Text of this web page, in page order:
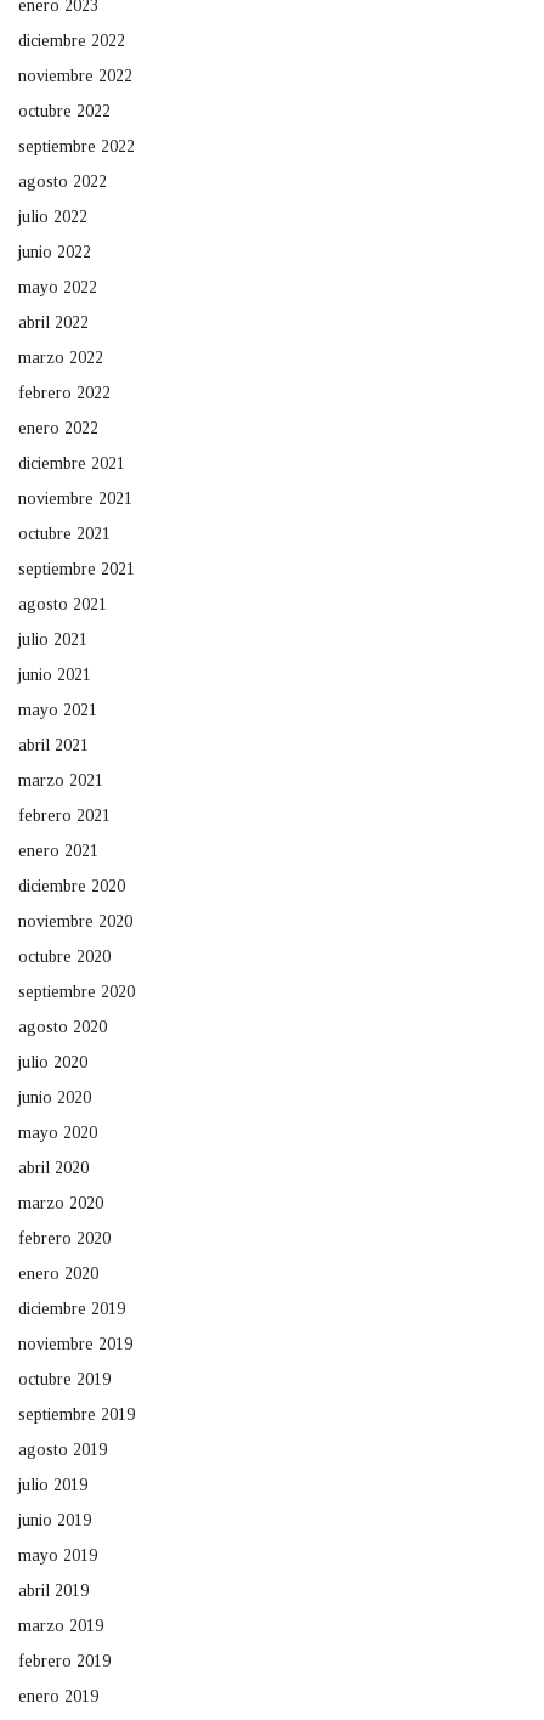
enero 2023
diciembre 2022
noviembre 2022
octubre 2022
septiembre 2022
agosto 2022
julio 2022
junio 2022
mayo 2022
abril 2022
marzo 2022
febrero 2022
enero 2022
diciembre 2021
noviembre 2021
octubre 2021
septiembre 2021
agosto 2021
julio 2021
junio 2021
mayo 2021
abril 2021
marzo 2021
febrero 2021
enero 2021
diciembre 2020
noviembre 2020
octubre 2020
septiembre 2020
agosto 2020
julio 2020
junio 2020
mayo 2020
abril 2020
marzo 2020
febrero 2020
enero 2020
diciembre 2019
noviembre 2019
octubre 2019
septiembre 2019
agosto 2019
julio 2019
junio 2019
mayo 2019
abril 2019
marzo 2019
febrero 2019
enero 2019